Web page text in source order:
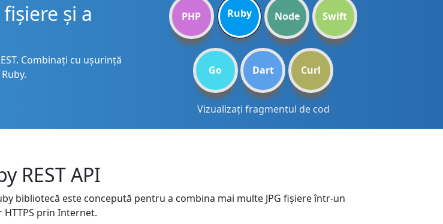
și a
Combinați cu ușurință
PHP Ruby Node Swift
Go Dart Curl
Vizualizați fragmentul de cod
REST API
bibliotecă este concepută pentru a combina mai multe JPG fișiere într-un
HTTPS prin Internet.